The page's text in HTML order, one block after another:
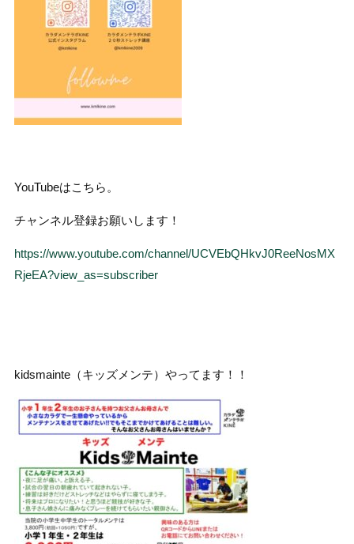
YouTubeはこちら。
チャンネル登録お願いします！
https://www.youtube.com/channel/UCVEbQHkvJ0ReeNosMX
RjeEA?view_as=subscriber
kidsmainte（キッズメンテ）やってます！！